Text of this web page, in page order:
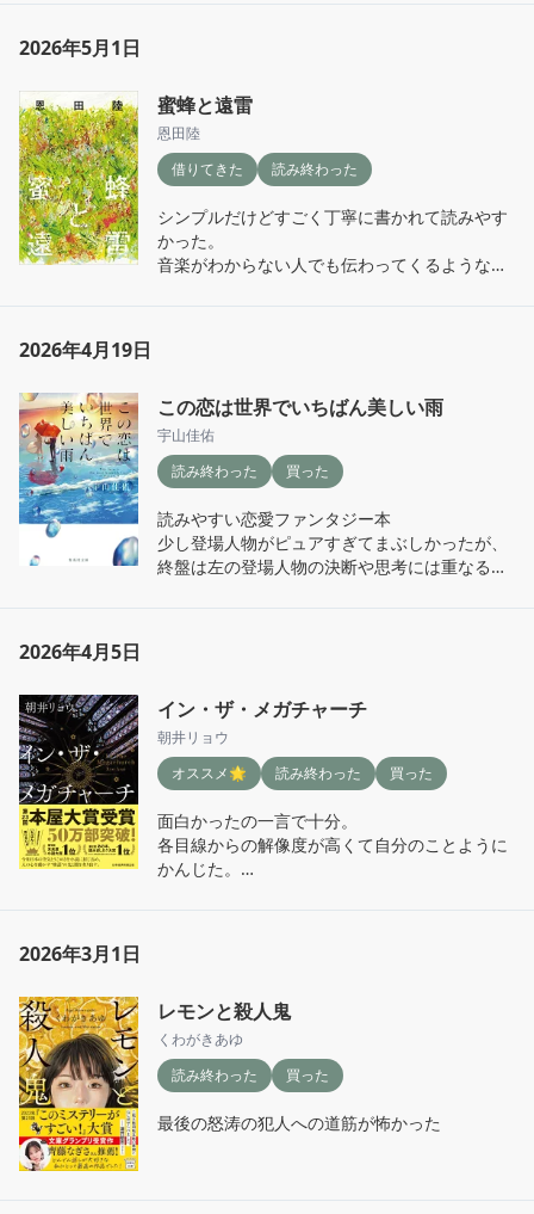
2026年5月1日
蜜蜂と遠雷
恩田陸
借りてきた
読み終わった
シンプルだけどすごく丁寧に書かれて読みやす
かった。
音楽がわからない人でも伝わってくるような表
2026年4月19日
この恋は世界でいちばん美しい雨
宇山佳佑
読み終わった
買った
読みやすい恋愛ファンタジー本
少し登場人物がピュアすぎてまぶしかったが、
終盤は左の登場人物の決断や思考には重なるも
2026年4月5日
イン・ザ・メガチャーチ
朝井リョウ
オススメ🌟
読み終わった 買った
面白かったの一言で十分。
各目線からの解像度が高くて自分のことように
かんじた。
2026年3月1日
レモンと殺人鬼
くわがきあゆ
読み終わった
買った
最後の怒涛の犯人への道筋が怖かった